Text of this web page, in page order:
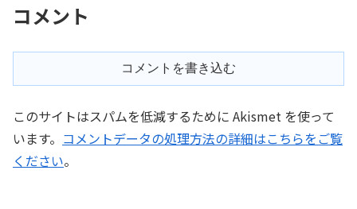
コメント
コメントを書き込む
このサイトはスパムを低減するために Akismet を使って
います。 コメントデータの処理方法の詳細はこちらをご覧
ください。